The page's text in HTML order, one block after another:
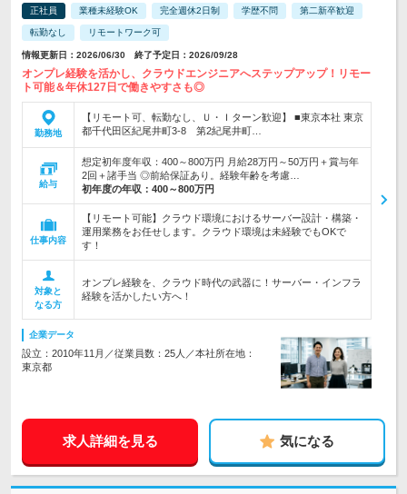
正社員 業種未経験OK 完全週休2日制 学歴不問 第二新卒歓迎
転勤なし リモートワーク可
情報更新日：2026/06/30 終了予定日：2026/09/28
オンプレ経験を活かし、クラウドエンジニアへステップアップ！リモー
ト可能＆年休127日で働きやすさも◎
勤務地
【リモート可、転勤なし、Ｕ・Ｉターン歓迎】 ■東京本社 東京
都千代田区紀尾井町3-8 第2紀尾井町…
給与
想定初年度年収：400～800万円 月給28万円～50万円＋賞与年
2回＋諸手当 ◎前給保証あり。経験年齢を考慮…
初年度の年収： 400～800万円
仕事内容
【リモート可能】クラウド環境におけるサーバー設計・構築・
運用業務をお任せします。クラウド環境は未経験でもOKで
す！
対象と
なる方
オンプレ経験を、クラウド時代の武器に！サーバー・インフラ
経験を活かしたい方へ！
企業データ
設立：2010年11月／従業員数：25人／本社所在地：
東京都
求人詳細を見る 気になる